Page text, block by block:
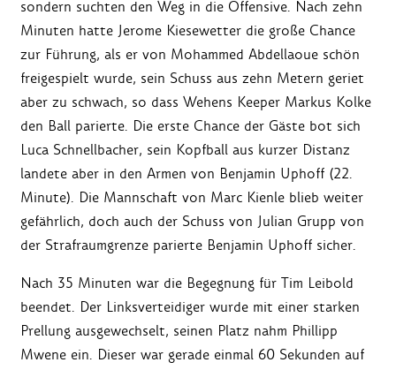
sondern suchten den Weg in die Offensive. Nach zehn
Minuten hatte Jerome Kiesewetter die große Chance
zur Führung, als er von Mohammed Abdellaoue schön
freigespielt wurde, sein Schuss aus zehn Metern geriet
aber zu schwach, so dass Wehens Keeper Markus Kolke
den Ball parierte. Die erste Chance der Gäste bot sich
Luca Schnellbacher, sein Kopfball aus kurzer Distanz
landete aber in den Armen von Benjamin Uphoff (22.
Minute). Die Mannschaft von Marc Kienle blieb weiter
gefährlich, doch auch der Schuss von Julian Grupp von
der Strafraumgrenze parierte Benjamin Uphoff sicher.
Nach 35 Minuten war die Begegnung für Tim Leibold
beendet. Der Linksverteidiger wurde mit einer starken
Prellung ausgewechselt, seinen Platz nahm Phillipp
Mwene ein. Dieser war gerade einmal 60 Sekunden auf